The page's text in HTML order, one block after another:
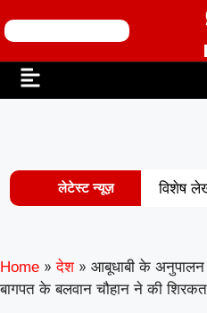
लेटेस्ट न्यूज़ विशेष
मिसाल:
को समर्पित
Home » देश » आबूधाबी के अनुपालन
बागपत के बलवान चौहान ने की शिरकत